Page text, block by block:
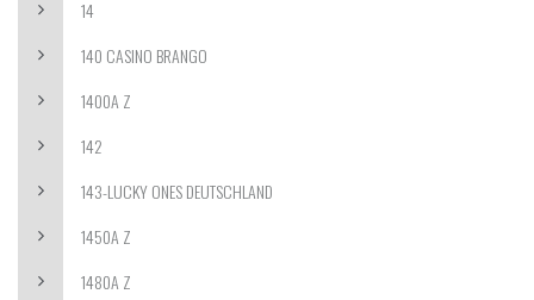
14
140 CASINO BRANGO
1400A Z
142
143-LUCKY ONES DEUTSCHLAND
1450A Z
1480A Z